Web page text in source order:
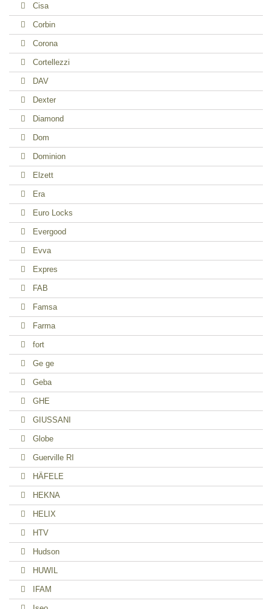
Cisa
Corbin
Corona
Cortellezzi
DAV
Dexter
Diamond
Dom
Dominion
Elzett
Era
Euro Locks
Evergood
Evva
Expres
FAB
Famsa
Farma
fort
Ge ge
Geba
GHE
GIUSSANI
Globe
Guerville RI
HÄFELE
HEKNA
HELIX
HTV
Hudson
HUWIL
IFAM